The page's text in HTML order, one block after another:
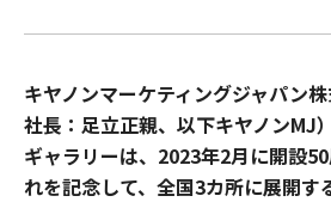
キヤノンマーケティングジャパン
社長：足立正親、以下キヤノンMJ
ギャラリーは、2023年2月に開設
れを記念して、全国3カ所に展開す